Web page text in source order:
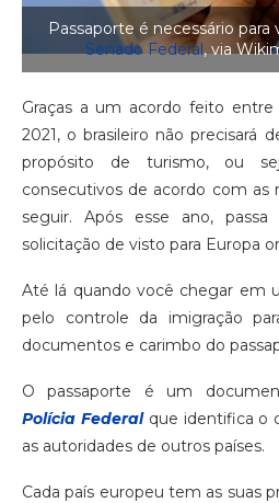
Passaporte é necessário
Senado Federal, via
Graças a um acordo feito
2021, o brasileiro não precisará
propósito de turismo, ou
consecutivos de acordo com as
seguir. Após esse ano,
solicitação de visto para Europa
Até lá quando você chegar em
pelo controle da imigração
documentos e carimbo do
O passaporte é um
Polícia Federalque identifica o
as autoridades de outros países.
Cada país europeu tem as suas